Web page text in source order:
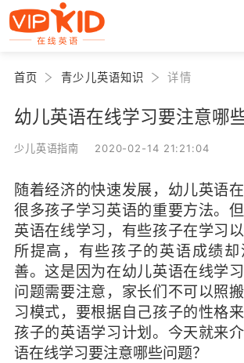
首页 青少儿英语知识 详情
幼儿英语在线学习要注意哪
少儿英语指南 2020-02-14 21:21:04
随着经济的快速发展，幼儿英语
很多孩子学习英语的重要方法。
英语在线学习，有些孩子在学习
所提高，有些孩子的英语成绩
善。这是因为在幼儿英语在线学
问题需要注意，家长们不可以照
习模式，要根据自己孩子的性格
孩子的英语学习计划。今天就来
语在线学习要注意哪些问题？